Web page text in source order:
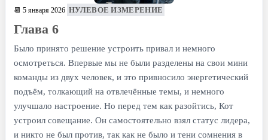
📆 5 января 2026 НУЛЕВОЕ ИЗМЕРЕНИЕ
Глава 6
Было принято решение устроить привал и немного
осмотреться. Впервые мы не были разделены на свои мини
команды из двух человек, и это привносило энергетический
подъём, толкающий на отвлечённые темы, и немного
улучшало настроение. Но перед тем как разойтись, Кот
устроил совещание. Он самостоятельно взял статус лидера,
и никто не был против, так как не было и тени сомнения в